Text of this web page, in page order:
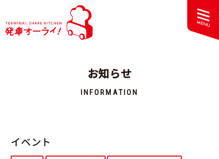
お知らせ
INFORMATION
イベント